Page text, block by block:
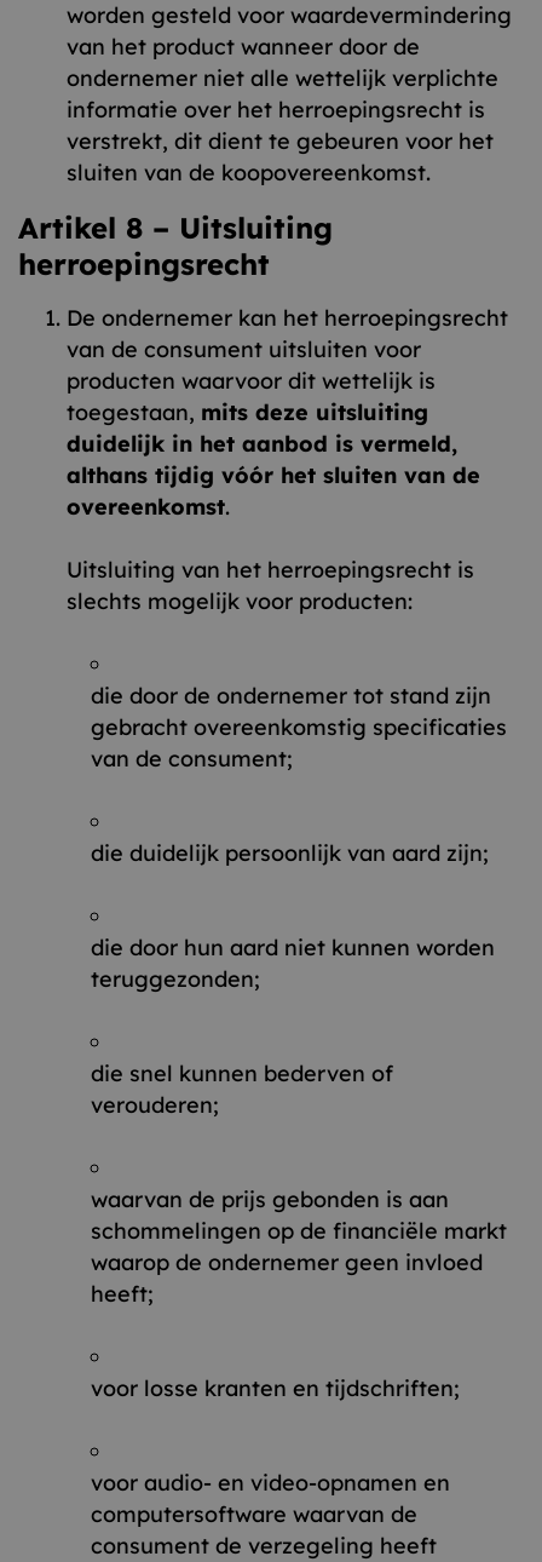
worden gesteld voor waardevermindering
van het product wanneer door de
ondernemer niet alle wettelijk verplichte
informatie over het herroepingsrecht is
verstrekt, dit dient te gebeuren voor het
sluiten van de koopovereenkomst.
Artikel 8 – Uitsluiting
herroepingsrecht
De ondernemer kan het herroepingsrecht
van de consument uitsluiten voor
producten waarvoor dit wettelijk is
toegestaan, mits deze uitsluiting
duidelijk in het aanbod is vermeld,
althans tijdig vóór het sluiten van de
overeenkomst.
Uitsluiting van het herroepingsrecht is
slechts mogelijk voor producten:
die door de ondernemer tot stand zijn
gebracht overeenkomstig specificaties
van de consument;
die duidelijk persoonlijk van aard zijn;
die door hun aard niet kunnen worden
teruggezonden;
die snel kunnen bederven of
verouderen;
waarvan de prijs gebonden is aan
schommelingen op de financiële markt
waarop de ondernemer geen invloed
heeft;
voor losse kranten en tijdschriften;
voor audio- en video-opnamen en
computersoftware waarvan de
consument de verzegeling heeft